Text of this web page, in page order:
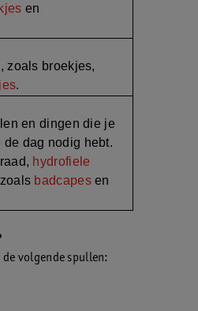
en
, zoals broekjes,
.
en dingen die je
dag nodig hebt.
hydrofiele
badcapesen
de volgende spullen: